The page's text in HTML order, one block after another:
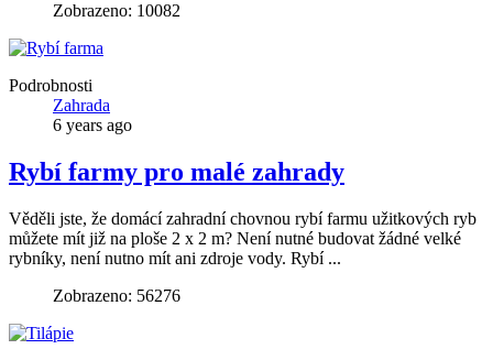
Zobrazeno: 10082
Podrobnosti
Zahrada
6 years ago
Rybí farmy pro malé zahrady
Věděli jste, že domácí zahradní chovnou rybí farmu užitkových ryb
můžete mít již na ploše 2 x 2 m? Není nutné budovat žádné velké
rybníky, není nutno mít ani zdroje vody. Rybí ...
Zobrazeno: 56276